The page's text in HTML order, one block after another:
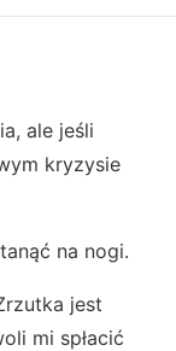
ale jeśli
kryzysie
na nogi.
jest
mi spłacić